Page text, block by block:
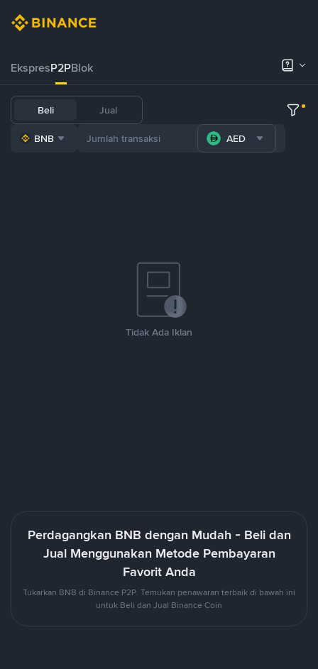
EkspresP2PBlok
Beli Jual
BNB AED
Tidak Ada Iklan
Perdagangkan BNB dengan Mudah - Beli dan
Jual Menggunakan Metode Pembayaran
Favorit Anda
Tukarkan BNB di Binance P2P. Temukan penawaran terbaik di bawah ini
untuk Beli dan Jual Binance Coin